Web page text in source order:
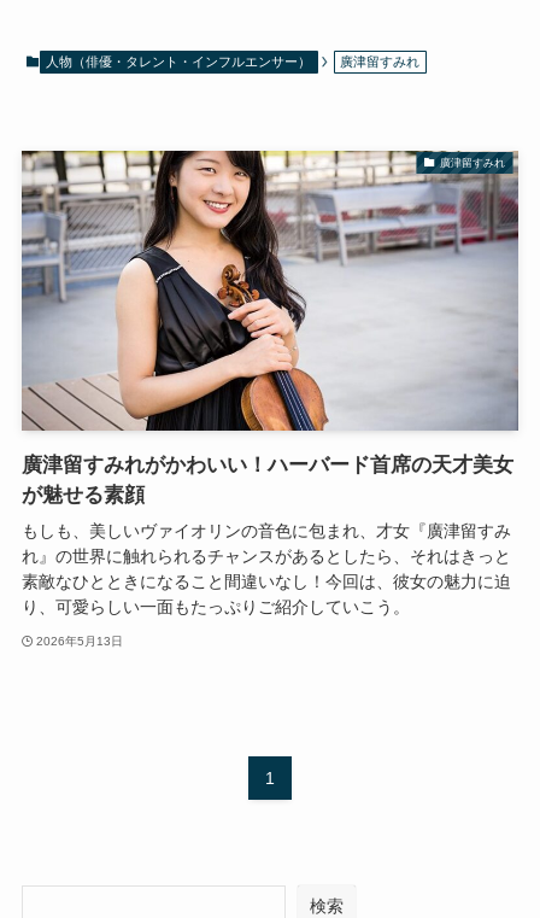
人物（俳優・タレント・インフルエンサー） 廣津留すみれ
廣津留すみれ
廣津留すみれがかわいい！ハーバード首席の天才美女
が魅せる素顔
もしも、美しいヴァイオリンの音色に包まれ、才女『廣津留すみ
れ』の世界に触れられるチャンスがあるとしたら、それはきっと
素敵なひとときになること間違いなし！今回は、彼女の魅力に迫
り、可愛らしい一面もたっぷりご紹介していこう。
2026年5月13日
1
検索